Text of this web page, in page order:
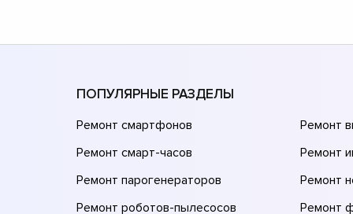
ПОПУЛЯРНЫЕ РАЗДЕЛЫ
Ремонт смартфонов
Ремонт смарт-часов
Ремонт парогенераторов
Ремонт роботов-пылесосов
Ремонт
Ремонт
Ремонт
Ремонт